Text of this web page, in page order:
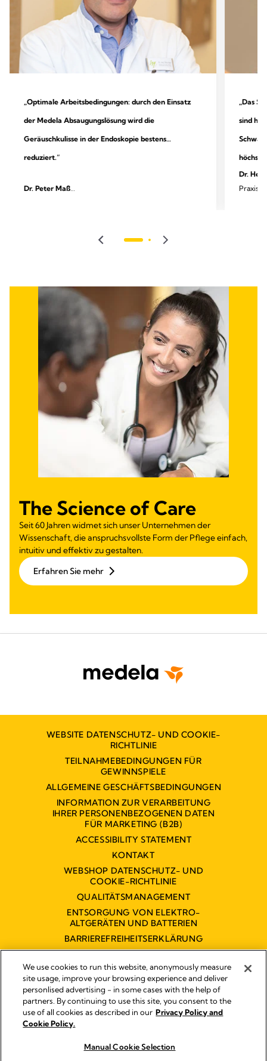
„Optimale Arbeitsbedingungen: durch den Einsatz
der Medela Absaugungslösung wird die
Geräuschkulisse in der Endoskopie bestens
reduziert.“
Dr. Peter Maß
„Das
sind
Dr.
Praxis
The Science of Care
Seit 60 Jahren widmet sich unser Unternehmen der
Wissenschaft, die anspruchsvollste Form der Pflege einfach,
intuitiv und effektiv zu gestalten.
Erfahren Sie mehr
WEBSITE DATENSCHUTZ- UND COOKIE-
RICHTLINIE
TEILNAHMEBEDINGUNGEN FÜR
GEWINNSPIELE
ALLGEMEINE GESCHÄFTSBEDINGUNGEN
INFORMATION ZUR VERARBEITUNG
IHRER PERSONENBEZOGENEN DATEN
FÜR MARKETING (B2B)
ACCESSIBILITY STATEMENT
KONTAKT
WEBSHOP DATENSCHUTZ- UND
COOKIE-RICHTLINIE
QUALITÄTSMANAGEMENT
ENTSORGUNG VON ELEKTRO-
ALTGERÄTEN UND BATTERIEN
BARRIEREFREIHEITSERKLÄRUNG
Impressum
Rechtliche Hinweise
We use cookies to run this website, anonymously measure
site usage, improve your browsing experience and deliver
personlised advertising - in some cases with the help of
partners. By continuing to use this site, you consent to the
use of all cookies as described in our Privacy Policy and
Cookie Policy.
Manual Cookie Selection